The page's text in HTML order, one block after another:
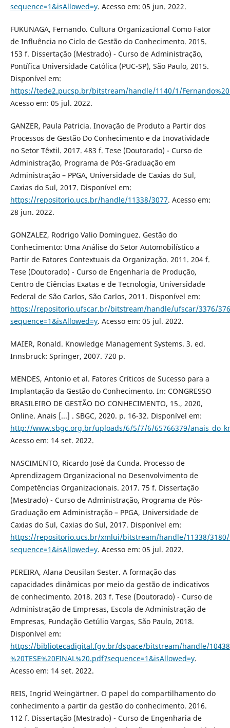
sequence=1&isAllowed=y. Acesso em: 05 jun. 2022.
FUKUNAGA, Fernando. Cultura Organizacional Como Fator
de Influência no Ciclo de Gestão do Conhecimento. 2015.
153 f. Dissertação (Mestrado) - Curso de Administração,
Pontífica Universidade Católica (PUC-SP), São Paulo, 2015.
Disponível em:
https://tede2.pucsp.br/bitstream/handle/1140/1/
Acesso em: 05 jul. 2022.
GANZER, Paula Patricia. Inovação de Produto a Partir dos
Processos de Gestão Do Conhecimento e da Inovatividade
no Setor Têxtil. 2017. 483 f. Tese (Doutorado) - Curso de
Administração, Programa de Pós-Graduação em
Administração – PPGA, Universidade de Caxias do Sul,
Caxias do Sul, 2017. Disponível em:
https://repositorio.ucs.br/handle/11338/3077. Acesso em:
28 jun. 2022.
GONZALEZ, Rodrigo Valio Dominguez. Gestão do
Conhecimento: Uma Análise do Setor Automobilístico a
Partir de Fatores Contextuais da Organização. 2011. 204 f.
Tese (Doutorado) - Curso de Engenharia de Produção,
Centro de Ciências Exatas e de Tecnologia, Universidade
Federal de São Carlos, São Carlos, 2011. Disponível em:
https://repositorio.ufscar.br/bitstream/handle/ufscar/3376/
sequence=1&isAllowed=y. Acesso em: 05 jul. 2022.
MAIER, Ronald. Knowledge Management Systems. 3. ed.
Innsbruck: Springer, 2007. 720 p.
MENDES, Antonio et al. Fatores Críticos de Sucesso para a
Implantação da Gestão do Conhecimento. In: CONGRESSO
BRASILEIRO DE GESTÃO DO CONHECIMENTO, 15., 2020,
Online. Anais [...] . SBGC, 2020. p. 16-32. Disponível em:
http://www.sbgc.org.br/uploads/6/5/7/6/65766379/
Acesso em: 14 set. 2022.
NASCIMENTO, Ricardo José da Cunda. Processo de
Aprendizagem Organizacional no Desenvolvimento de
Competências Organizacionais. 2017. 75 f. Dissertação
(Mestrado) - Curso de Administração, Programa de Pós-
Graduação em Administração – PPGA, Universidade de
Caxias do Sul, Caxias do Sul, 2017. Disponível em:
https://repositorio.ucs.br/xmlui/bitstream/handle/11338/3180/
sequence=1&isAllowed=y. Acesso em: 05 jul. 2022.
PEREIRA, Alana Deusilan Sester. A formação das
capacidades dinâmicas por meio da gestão de indicativos
de conhecimento. 2018. 203 f. Tese (Doutorado) - Curso de
Administração de Empresas, Escola de Administração de
Empresas, Fundação Getúlio Vargas, São Paulo, 2018.
Disponível em:
https://bibliotecadigital.fgv.br/dspace/bitstream/handle/10438/
%20TESE%20FINAL%20.pdf?sequence=1&isAllowed=y.
Acesso em: 14 set. 2022.
REIS, Ingrid Weingärtner. O papel do compartilhamento do
conhecimento a partir da gestão do conhecimento. 2016.
112 f. Dissertação (Mestrado) - Curso de Engenharia de